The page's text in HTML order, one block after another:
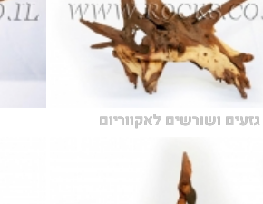
גזעים ושורשים לאקווריום